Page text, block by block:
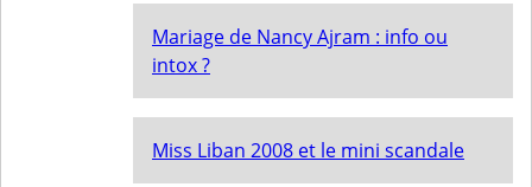
Mariage de Nancy Ajram : info ou
intox ?
Miss Liban 2008 et le mini scandale